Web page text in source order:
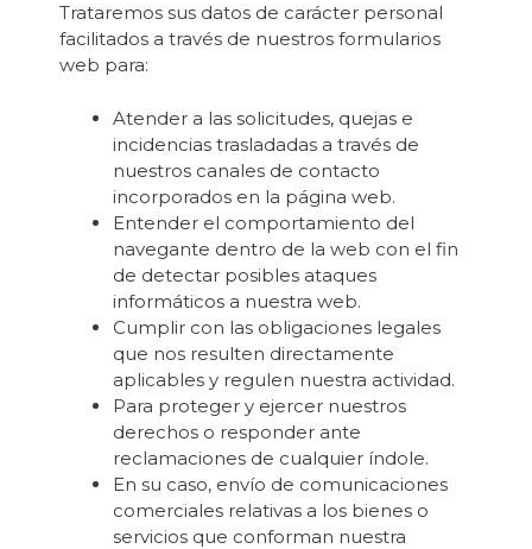
Trataremos sus datos de carácter personal
facilitados a través de nuestros formularios
web para:
Atender a las solicitudes, quejas e
incidencias trasladadas a través de
nuestros canales de contacto
incorporados en la página web.
Entender el comportamiento del
navegante dentro de la web con el fin
de detectar posibles ataques
informáticos a nuestra web.
Cumplir con las obligaciones legales
que nos resulten directamente
aplicables y regulen nuestra actividad.
Para proteger y ejercer nuestros
derechos o responder ante
reclamaciones de cualquier índole.
En su caso, envío de comunicaciones
comerciales relativas a los bienes o
servicios que conforman nuestra